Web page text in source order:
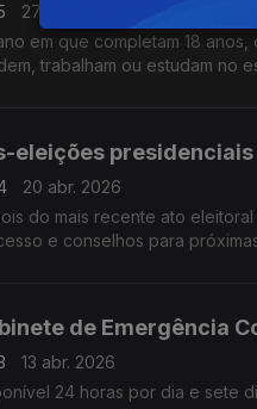
27 abr. 2026
em que completam 18
trabalham ou estudam no
eleições presidenciais
20 abr. 2026
do mais recente ato
e conselhos para
de Emergência
13 abr. 2026
24 horas por dia e sete